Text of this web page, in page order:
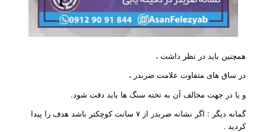
همچنین باید در نظر داشت ،
در ساق های متفاوت علامت ضربدر ،
و یا در جهت مخالف آن به تخته سنگ ها باید دقت شود.
گمانه دیگر : اگر نشانه ضربدر از ۷ سانت کوچکتر باشد هدف را پیدا
کردید .